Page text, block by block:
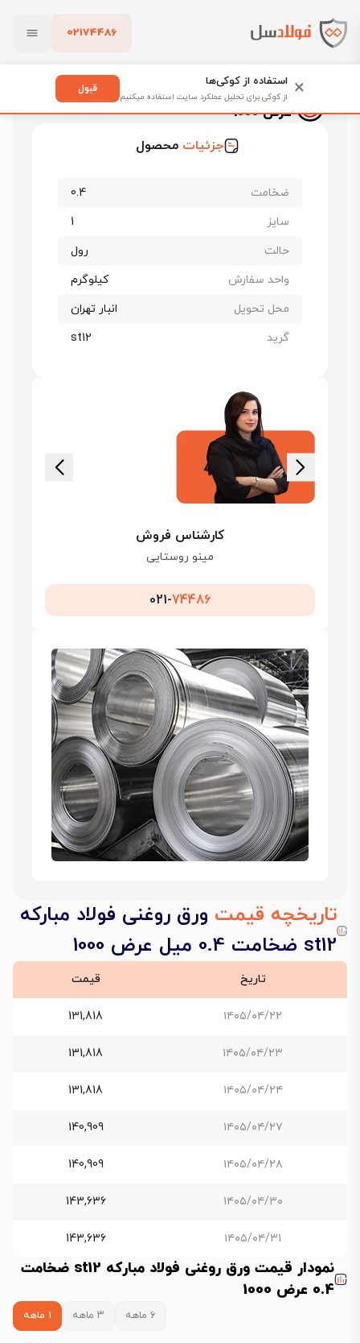
02174486
پاک کردن
فولادسل
ورق روغنی فولاد مبارکه st12 ضخامت 0.4
عرض 1000
جزئیات محصول
ضخامت
0.4
سایز
1
حالت
رول
واحد سفارش
کیلوگرم
محل تحویل
انبار تهران
گرید
st12
کارشناس فروش
مینو روستایی
021-74486
تاریخچه قیمت ورق روغنی فولاد مبارکه
st12 ضخامت 0.4 میل عرض 1000
تاریخ قیمت
۱۴۰۵/۰۴/۲۲ 131,818
۱۴۰۵/۰۴/۲۳ 131,818
۱۴۰۵/۰۴/۲۴ 131,818
۱۴۰۵/۰۴/۲۷ 140,909
۱۴۰۵/۰۴/۲۸ 140,909
۱۴۰۵/۰۴/۳۰ 143,636
۱۴۰۵/۰۴/۳۱ 143,636
نمودار قیمت ورق روغنی فولاد مبارکه st12 ضخامت
0.4 عرض 1000
۶ ماهه ۳ ماهه ۱ ماهه
× استفاده از کوکی‌ها
از کوکی برای تحلیل عملکرد سایت استفاده میکنیم
قبول